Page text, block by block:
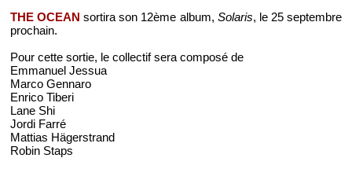
THE OCEAN sortira son 12ème album, Solaris, le 25 septembre
prochain.
Pour cette sortie, le collectif sera composé de
Emmanuel Jessua
Marco Gennaro
Enrico Tiberi
Lane Shi
Jordi Farré
Mattias Hägerstrand
Robin Staps